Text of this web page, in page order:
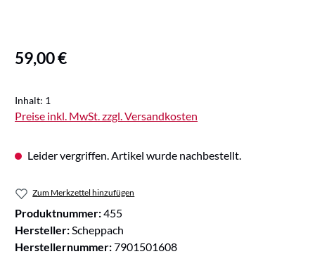
Regulärer Preis:
59,00 €
Inhalt: 1
Preise inkl. MwSt. zzgl. Versandkosten
Leider vergriffen. Artikel wurde nachbestellt.
Zum Merkzettel hinzufügen
Produktnummer:455
Hersteller: Scheppach
Herstellernummer:7901501608